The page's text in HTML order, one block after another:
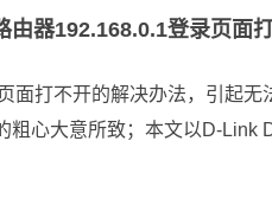
由器192.168.0.1登录页面
面打不开的解决办法，引起
粗心大意所致；本文以D-Link